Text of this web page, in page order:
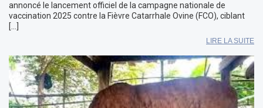
annoncé le lancement officiel de la campagne nationale de
vaccination 2025 contre la Fièvre Catarrhale Ovine (FCO), ciblant
[…]
LIRE LA SUITE